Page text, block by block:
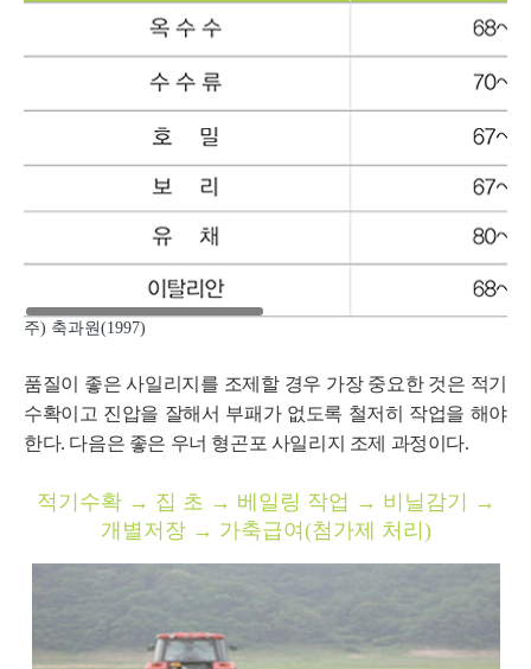
주) 축과원(1997)
품질이 좋은 사일리지를 조제할 경우 가장 중요한 것은 적기
수확이고 진압을 잘해서 부패가 없도록 철저히 작업을 해야
한다. 다음은 좋은 우너 형곤포 사일리지 조제 과정이다.
적기수확 → 집 초 → 베일링 작업 → 비닐감기 →
개별저장 → 가축급여(첨가제 처리)